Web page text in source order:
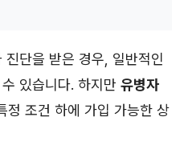
단을 받은 경우, 일반적인
있습니다. 하지만 유병자
정 조건 하에 가입 가능한 상